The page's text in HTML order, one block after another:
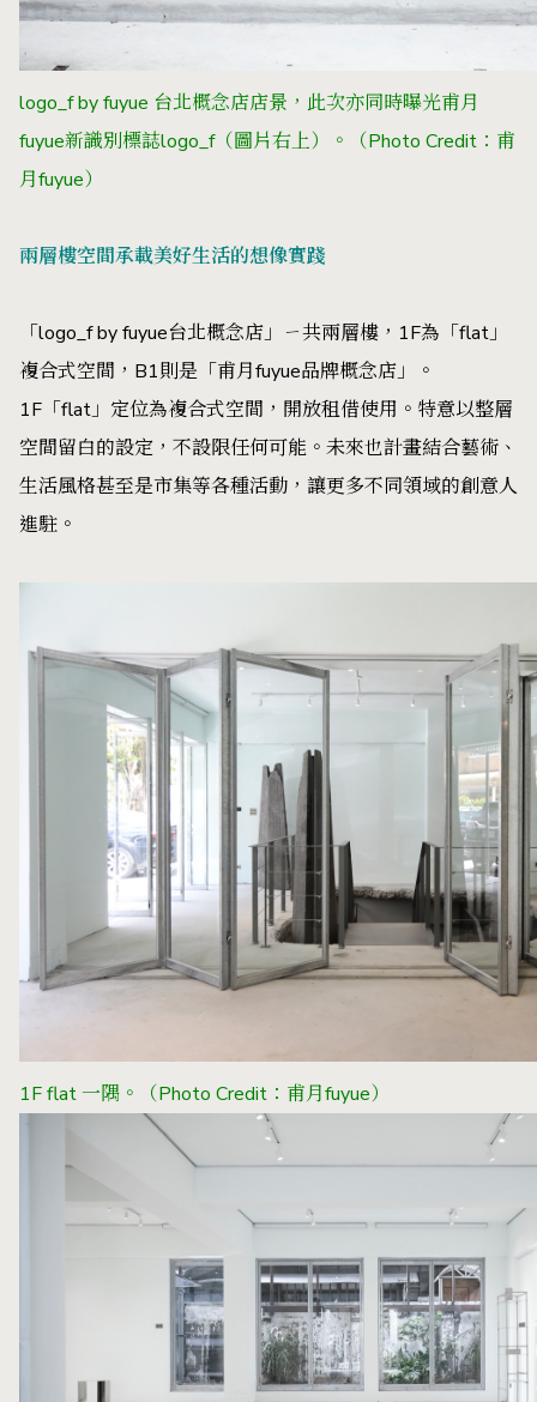
logo_f by fuyue 台北概念店店景，此次亦同時曝光甫月
fuyue新識別標誌logo_f（圖片右上）。（Photo Credit：甫
月fuyue）
兩層樓空間承載美好生活的想像實踐
「logo_f by fuyue台北概念店」ㄧ共兩層樓，1F為「flat」
複合式空間，B1則是「甫月fuyue品牌概念店」。
1F「flat」定位為複合式空間，開放租借使用。特意以整層
空間留白的設定，不設限任何可能。未來也計畫結合藝術、
生活風格甚至是市集等各種活動，讓更多不同領域的創意人
進駐。
1F flat 一隅。 （Photo Credit：甫月fuyue）